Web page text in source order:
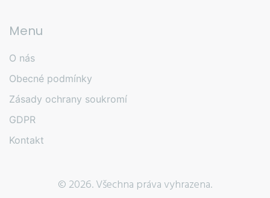
Menu
O nás
Obecné podmínky
Zásady ochrany soukromí
GDPR
Kontakt
© 2026. Všechna práva vyhrazena.